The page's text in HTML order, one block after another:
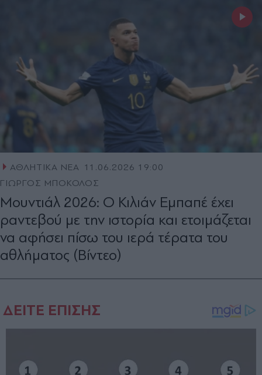
ΑΘΛΗΤΙΚΑ ΝΕΑ
11.06.2026 19:00
ΓΙΩΡΓΟΣ ΜΠΟΚΟΛΟΣ
Μουντιάλ 2026: Ο Κιλιάν Εμπαπέ έχει
ραντεβού με την ιστορία και ετοιμάζεται
να αφήσει πίσω του ιερά τέρατα του
αθλήματος (Bίντεο)